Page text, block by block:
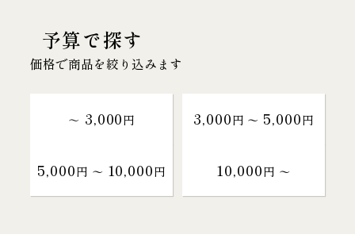
予算で探す
価格で商品を絞り込みます
～ 3,000円 3,000円 〜 5,000円
5,000円 〜 10,000円 10,000円 〜